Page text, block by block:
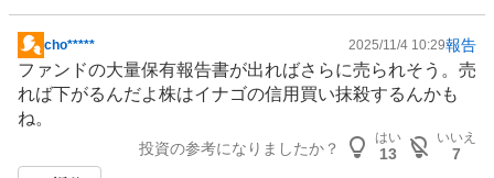
掲
示
板
記
cho***** 2025/11/4 10:29報告
ファンドの大量保有報告書が出ればさらに売られそう。売
れば下がるんだよ株はイナゴの信用買い抹殺するんかも
ね。
投資の参考になりましたか？
はい
13
いいえ
7